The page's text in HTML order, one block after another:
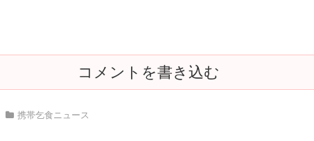
コメントを書き込む
携帯乞食ニュース